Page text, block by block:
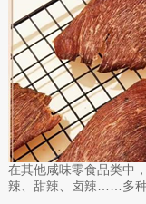
在其他咸味零食品类中
辣、甜辣、卤辣……多种